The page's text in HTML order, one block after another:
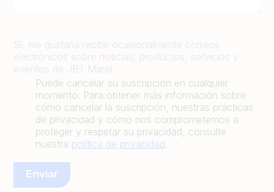
Sí, me gustaría recibir ocasionalmente correos
electrónicos sobre noticias, productos, servicios y
eventos de JBT Marel.
Puede cancelar su suscripción en cualquier
momento. Para obtener más información sobre
cómo cancelar la suscripción, nuestras prácticas
de privacidad y cómo nos comprometemos a
proteger y respetar su privacidad, consulte
nuestra política de privacidad.